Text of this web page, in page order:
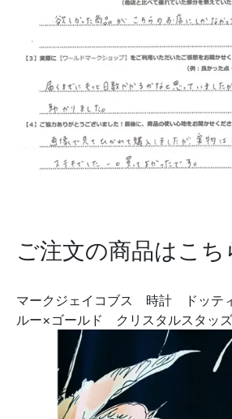
ご注文の商品はこ
マークジェイコブス 時計 ドッ
ルー×ゴールド クリスタルスタッ